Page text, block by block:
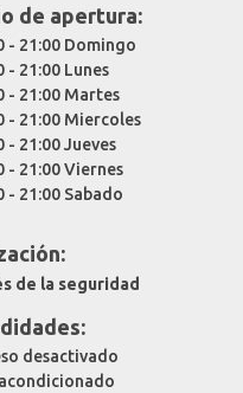
de apertura:
- 21:00 Domingo
- 21:00 Lunes
- 21:00 Martes
- 21:00 Miercoles
- 21:00 Jueves
- 21:00 Viernes
- 21:00 Sabado
de la seguridad
desactivado